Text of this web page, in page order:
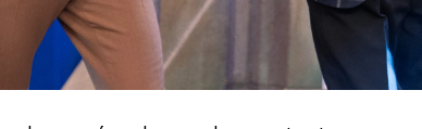
ha compuesto el tema principal del
mucho’ en el que Fernando León de
de Joaquín Sabina en sus quince